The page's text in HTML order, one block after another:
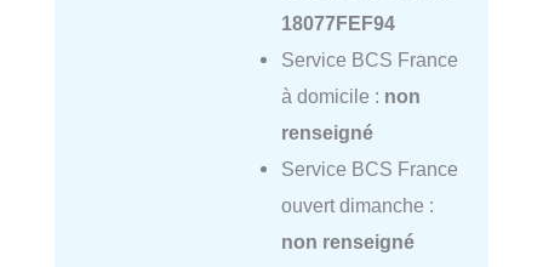
18077FEF94
Service BCS France
à domicile : non
renseigné
Service BCS France
ouvert dimanche :
non renseigné